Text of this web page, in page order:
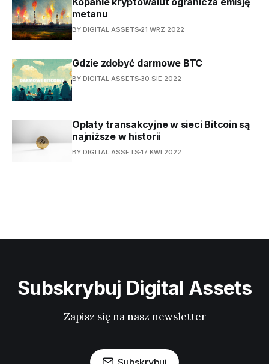
metanu
BY DIGITAL ASSETS 21 WRZ 2022
Gdzie zdobyć darmowe BTC
BY DIGITAL ASSETS 30 SIE 2022
Opłaty transakcyjne w sieci Bitcoin są
najniższe w historii
BY DIGITAL ASSETS 17 KWI 2022
Subskrybuj Digital Assets
Zapisz się na nasz newsletter